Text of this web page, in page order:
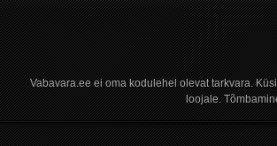
Vabavara.ee ei oma kodulehel olevat tarkvara.
loojale.